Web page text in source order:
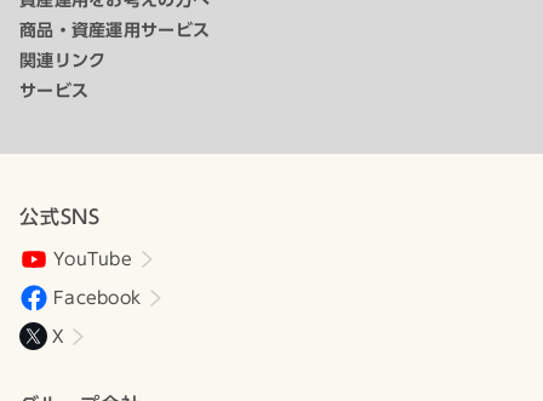
商品・資産運用サービス
関連リンク
サービス
公式SNS
YouTube
Facebook
X